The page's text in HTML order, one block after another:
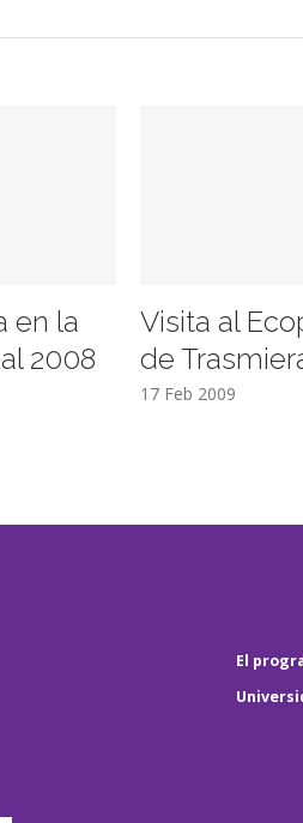
en la
2008
Visita al
de
17 Feb 2009
El